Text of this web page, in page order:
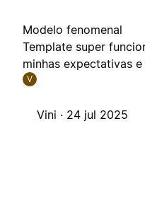
Modelo fenomenal
Template super
minhas expectativas
V
Vini · 24 jul 2025